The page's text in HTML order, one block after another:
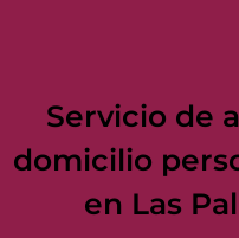
Servicio de
domicilio
en Las